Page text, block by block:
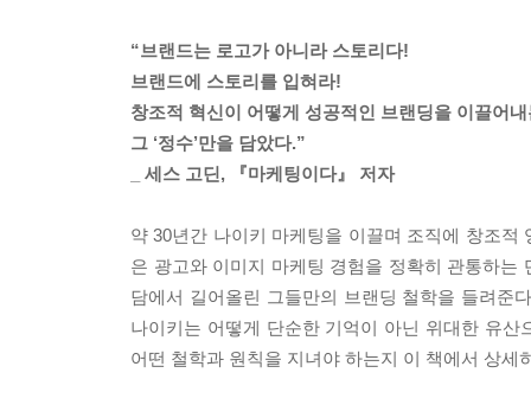
“브랜드는 로고가 아니라 스토리다!
브랜드에 스토리를 입혀라!
창조적 혁신이 어떻게 성공적인 브랜딩을 이끌어
그 ‘정수’만을 담았다.”
_ 세스 고딘, 『마케팅이다』 저자
약 30년간 나이키 마케팅을 이끌며 조직에 창조
은 광고와 이미지 마케팅 경험을 정확히 관통하는
담에서 길어올린 그들만의 브랜딩 철학을 들려준
나이키는 어떻게 단순한 기억이 아닌 위대한 유
어떤 철학과 원칙을 지녀야 하는지 이 책에서 상세